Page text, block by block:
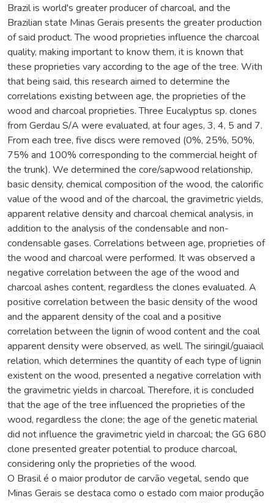
Brazil is world's greater producer of charcoal, and the
Brazilian state Minas Gerais presents the greater production
of said product. The wood proprieties influence the charcoal
quality, making important to know them, it is known that
these proprieties vary according to the age of the tree. With
that being said, this research aimed to determine the
correlations existing between age, the proprieties of the
wood and charcoal proprieties. Three Eucalyptus sp. clones
from Gerdau S/A were evaluated, at four ages, 3, 4, 5 and 7.
From each tree, five discs were removed (0%, 25%, 50%,
75% and 100% corresponding to the commercial height of
the trunk). We determined the core/sapwood relationship,
basic density, chemical composition of the wood, the calorific
value of the wood and of the charcoal, the gravimetric yields,
apparent relative density and charcoal chemical analysis, in
addition to the analysis of the condensable and non-
condensable gases. Correlations between age, proprieties of
the wood and charcoal were performed. It was observed a
negative correlation between the age of the wood and
charcoal ashes content, regardless the clones evaluated. A
positive correlation between the basic density of the wood
and the apparent density of the coal and a positive
correlation between the lignin of wood content and the coal
apparent density were observed, as well. The siringil/guaiacil
relation, which determines the quantity of each type of lignin
existent on the wood, presented a negative correlation with
the gravimetric yields in charcoal. Therefore, it is concluded
that the age of the tree influenced the proprieties of the
wood, regardless the clone; the age of the genetic material
did not influence the gravimetric yield in charcoal; the GG 680
clone presented greater potential to produce charcoal,
considering only the proprieties of the wood.
O Brasil é o maior produtor de carvão vegetal, sendo que
Minas Gerais se destaca como o estado com maior produção